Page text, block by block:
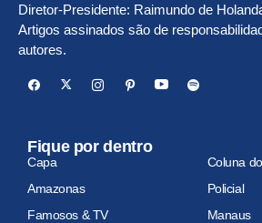
Diretor-Presidente: Raimundo de
Artigos assinados são de
autores.
Fique por dentro
Capa
Coluna
Amazonas
Policial
Famosos & TV
Manaus